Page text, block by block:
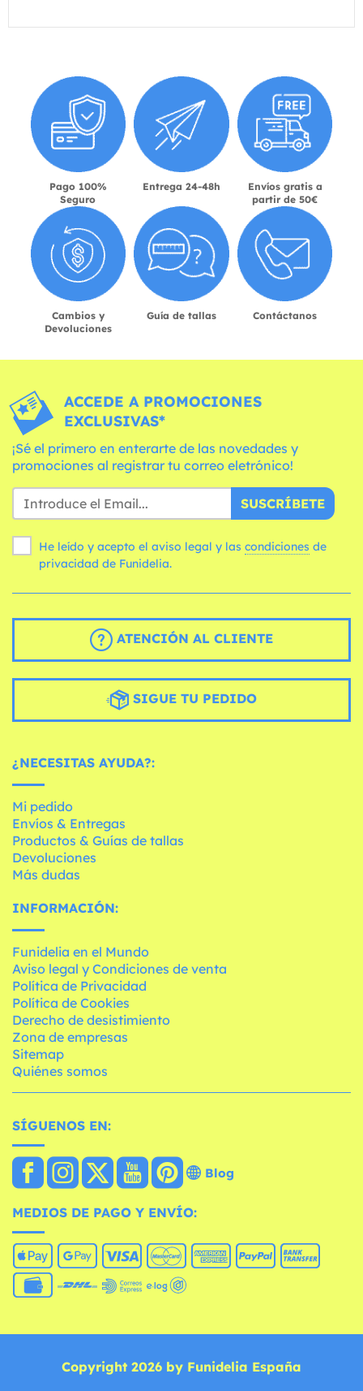
Pago 100%
Seguro
Entrega 24-48h
Envíos gratis a
partir de 50€
Cambios y
Devoluciones
Guía de tallas Contáctanos
ACCEDE A PROMOCIONES
EXCLUSIVAS*
¡Sé el primero en enterarte de las novedades y
promociones al registrar tu correo eletrónico!
SUSCRÍBETE
He leído y acepto el aviso legal y las condiciones
privacidad de Funidelia.
ATENCIÓN AL CLIENTE
SIGUE TU PEDIDO
¿NECESITAS AYUDA?:
Mi pedido
Envíos & Entregas
Productos & Guías de tallas
Devoluciones
Más dudas
INFORMACIÓN:
Funidelia en el Mundo
Aviso legal y Condiciones de venta
Política de Privacidad
Política de Cookies
Derecho de desistimiento
Zona de empresas
Sitemap
Quiénes somos
SÍGUENOS EN:
Blog
MEDIOS DE PAGO Y ENVÍO:
Copyright 2026 by Funidelia España